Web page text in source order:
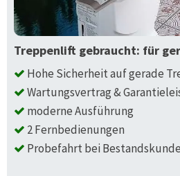
Treppenlift gebraucht: für
Hohe Sicherheit auf gerade
Wartungsvertrag &
moderne Ausführung
2 Fernbedienungen
Probefahrt bei